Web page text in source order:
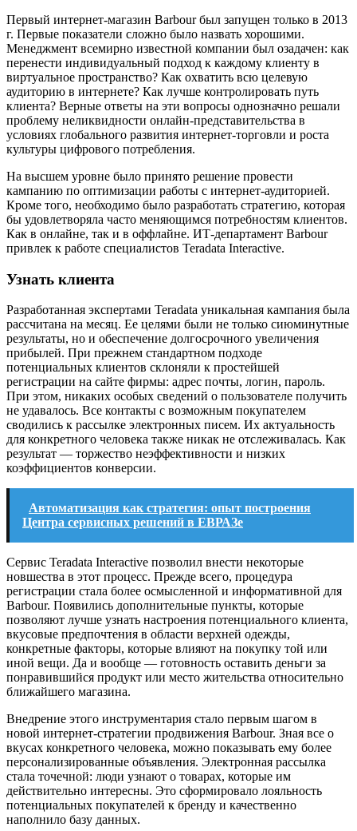
Первый интернет-магазин Barbour был запущен только в 2013
г. Первые показатели сложно было назвать хорошими.
Менеджмент всемирно известной компании был озадачен: как
перенести индивидуальный подход к каждому клиенту в
виртуальное пространство? Как охватить всю целевую
аудиторию в интернете? Как лучше контролировать путь
клиента? Верные ответы на эти вопросы однозначно решали
проблему неликвидности онлайн-представительства в
условиях глобального развития интернет-торговли и роста
культуры цифрового потребления.
На высшем уровне было принято решение провести
кампанию по оптимизации работы с интернет-аудиторией.
Кроме того, необходимо было разработать стратегию, которая
бы удовлетворяла часто меняющимся потребностям клиентов.
Как в онлайне, так и в оффлайне. ИТ-департамент Barbour
привлек к работе специалистов Teradata Interactive.
Узнать клиента
Разработанная экспертами Teradata уникальная кампания была
рассчитана на месяц. Ее целями были не только сиюминутные
результаты, но и обеспечение долгосрочного увеличения
прибылей. При прежнем стандартном подходе
потенциальных клиентов склоняли к простейшей
регистрации на сайте фирмы: адрес почты, логин, пароль.
При этом, никаких особых сведений о пользователе получить
не удавалось. Все контакты с возможным покупателем
сводились к рассылке электронных писем. Их актуальность
для конкретного человека также никак не отслеживалась. Как
результат — торжество неэффективности и низких
коэффициентов конверсии.
Автоматизация как стратегия: опыт построения
Центра сервисных решений в ЕВРАЗе
Сервис Teradata Interactive позволил внести некоторые
новшества в этот процесс. Прежде всего, процедура
регистрации стала более осмысленной и информативной для
Barbour. Появились дополнительные пункты, которые
позволяют лучше узнать настроения потенциального клиента,
вкусовые предпочтения в области верхней одежды,
конкретные факторы, которые влияют на покупку той или
иной вещи. Да и вообще — готовность оставить деньги за
понравившийся продукт или место жительства относительно
ближайшего магазина.
Внедрение этого инструментария стало первым шагом в
новой интернет-стратегии продвижения Barbour. Зная все о
вкусах конкретного человека, можно показывать ему более
персонализированные объявления. Электронная рассылка
стала точечной: люди узнают о товарах, которые им
действительно интересны. Это сформировало лояльность
потенциальных покупателей к бренду и качественно
наполнило базу данных.